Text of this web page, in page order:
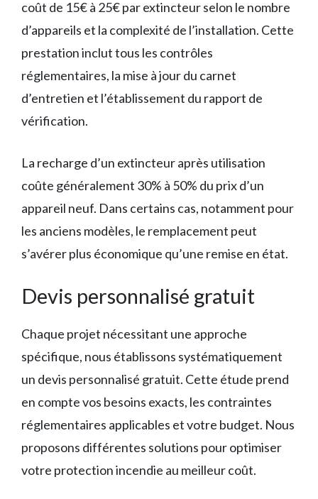
coût de 15€ à 25€ par extincteur selon le nombre
d’appareils et la complexité de l’installation. Cette
prestation inclut tous les contrôles
réglementaires, la mise à jour du carnet
d’entretien et l’établissement du rapport de
vérification.
La recharge d’un extincteur après utilisation
coûte généralement 30% à 50% du prix d’un
appareil neuf. Dans certains cas, notamment pour
les anciens modèles, le remplacement peut
s’avérer plus économique qu’une remise en état.
Devis personnalisé gratuit
Chaque projet nécessitant une approche
spécifique, nous établissons systématiquement
un devis personnalisé gratuit. Cette étude prend
en compte vos besoins exacts, les contraintes
réglementaires applicables et votre budget. Nous
proposons différentes solutions pour optimiser
votre protection incendie au meilleur coût.